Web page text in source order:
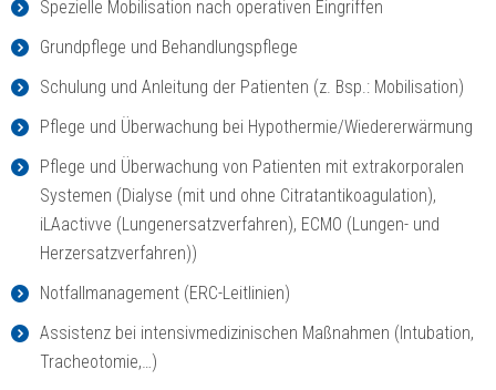
Spezielle Mobilisation nach operativen Eingriffen
Grundpflege und Behandlungspflege
Schulung und Anleitung der Patienten (z. Bsp.: Mobilisation)
Pflege und Überwachung bei Hypothermie/Wiedererwärmung
Pflege und Überwachung von Patienten mit extrakorporalen
Systemen (Dialyse (mit und ohne Citratantikoagulation),
iLAactivve (Lungenersatzverfahren), ECMO (Lungen- und
Herzersatzverfahren))
Notfallmanagement (ERC-Leitlinien)
Assistenz bei intensivmedizinischen Maßnahmen (Intubation,
Tracheotomie,…)